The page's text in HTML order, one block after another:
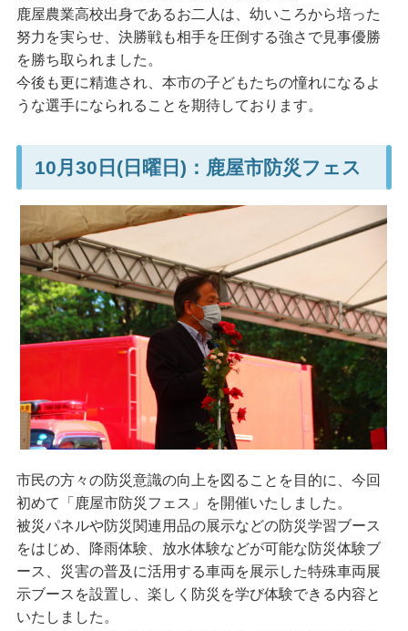
鹿屋農業高校出身であるお二人は、幼いころから培った
努力を実らせ、決勝戦も相手を圧倒する強さで見事優勝
を勝ち取られました。
今後も更に精進され、本市の子どもたちの憧れになるよ
うな選手になられることを期待しております。
10月30日(日曜日)：鹿屋市防災フェス
市民の方々の防災意識の向上を図ることを目的に、今回
初めて「鹿屋市防災フェス」を開催いたしました。
被災パネルや防災関連用品の展示などの防災学習ブース
をはじめ、降雨体験、放水体験などが可能な防災体験ブ
ース、災害の普及に活用する車両を展示した特殊車両展
示ブースを設置し、楽しく防災を学び体験できる内容と
いたしました。